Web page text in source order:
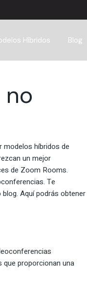
Híbridos Blog
modelos híbridos de
un mejor
de Zoom Rooms.
Te
Aquí podrás obtener
que proporcionan una